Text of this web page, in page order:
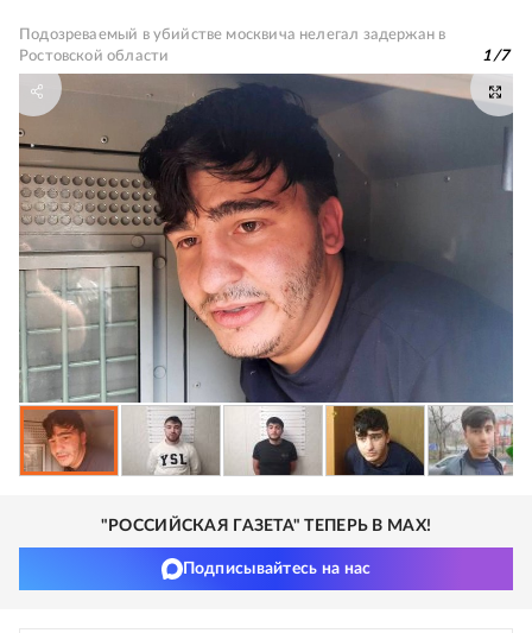
Подозреваемый в убийстве москвича нелегал задержан в
Ростовской области
1/7
"РОССИЙСКАЯ ГАЗЕТА" ТЕПЕРЬ В MAX!
Подписывайтесь на нас